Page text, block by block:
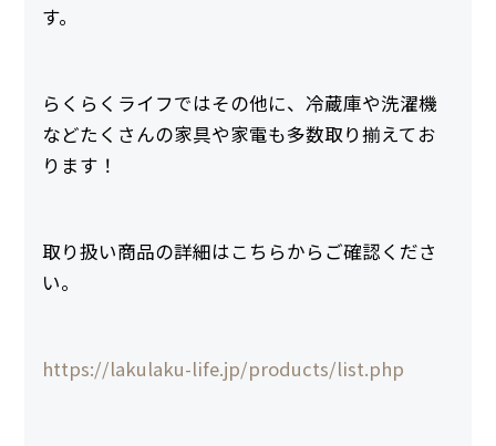
す。
らくらくライフではその他に、冷蔵庫や洗濯機
などたくさんの家具や家電も多数取り揃えてお
ります！
取り扱い商品の詳細はこちらからご確認くださ
い。
https://lakulaku-life.jp/products/list.php